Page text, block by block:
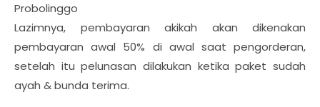
Probolinggo
Lazimnya, pembayaran akikah akan dikenakan
pembayaran awal 50% di awal saat pengorderan,
setelah itu pelunasan dilakukan ketika paket sudah
ayah & bunda terima.